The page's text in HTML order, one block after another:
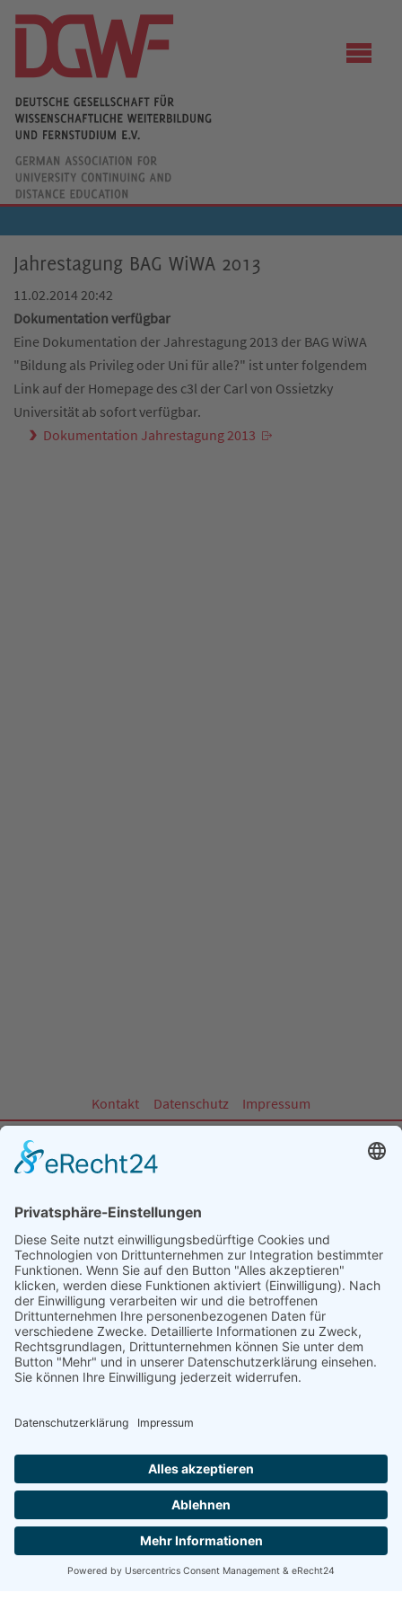
Jahrestagung BAG WiWA 2013
11.02.2014 20:42
Dokumentation verfügbar
Eine Dokumentation der Jahrestagung 2013 der BAG WiWA
"Bildung als Privileg oder Uni für alle?" ist unter folgendem
Link auf der Homepage des c3l der Carl von Ossietzky
Universität ab sofort verfügbar.
Dokumentation Jahrestagung 2013
Kontakt Datenschutz Impressum